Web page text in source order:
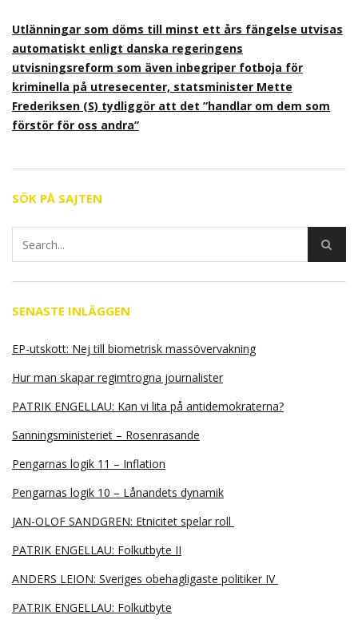
Utlänningar som döms till minst ett års fängelse utvisas
automatiskt enligt danska regeringens
utvisningsreform som även inbegriper fotboja för
kriminella på utresecenter, statsminister Mette
Frederiksen (S) tydliggör att det ”handlar om dem som
förstör för oss andra”
SÖK PÅ SAJTEN
SENASTE INLÄGGEN
EP-utskott: Nej till biometrisk massövervakning
Hur man skapar regimtrogna journalister
PATRIK ENGELLAU: Kan vi lita på antidemokraterna?
Sanningsministeriet – Rosenrasande
Pengarnas logik 11 – Inflation
Pengarnas logik 10 – Lånandets dynamik
JAN-OLOF SANDGREN: Etnicitet spelar roll
PATRIK ENGELLAU: Folkutbyte II
ANDERS LEION: Sveriges obehagligaste politiker IV
PATRIK ENGELLAU: Folkutbyte